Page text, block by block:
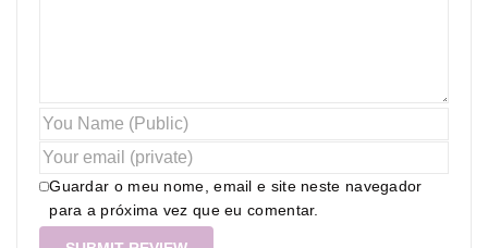
Guardar o meu nome, email e site neste navegador
para a próxima vez que eu comentar.